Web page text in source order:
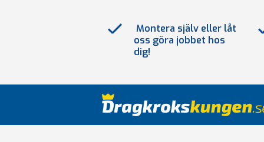
Montera själv eller låt
oss göra jobbet hos
dig!